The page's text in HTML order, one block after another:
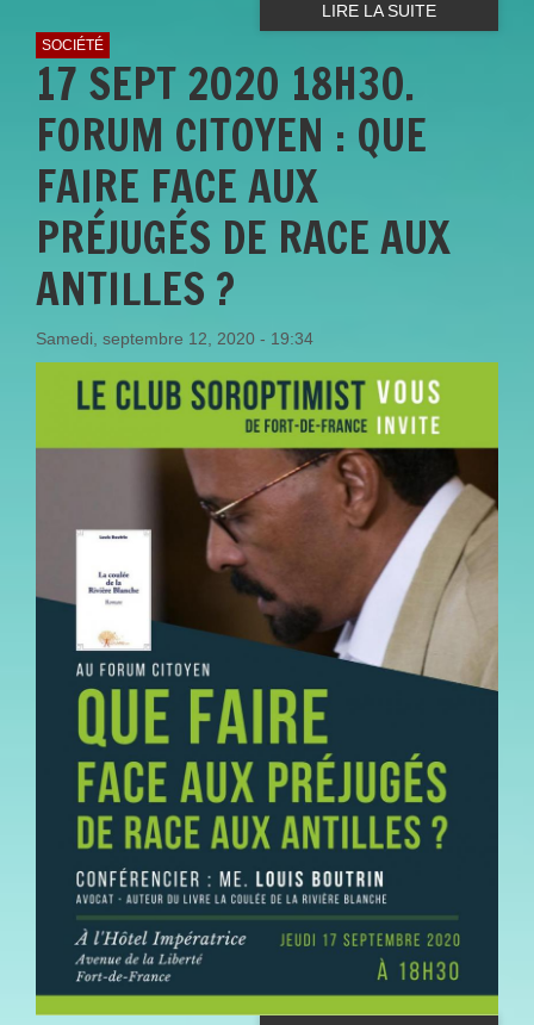
LIRE LA SUITE
SOCIÉTÉ
17 SEPT 2020 18H30.
FORUM CITOYEN : QUE
FAIRE FACE AUX
PRÉJUGÉS DE RACE AUX
ANTILLES ?
Samedi, septembre 12, 2020 - 19:34